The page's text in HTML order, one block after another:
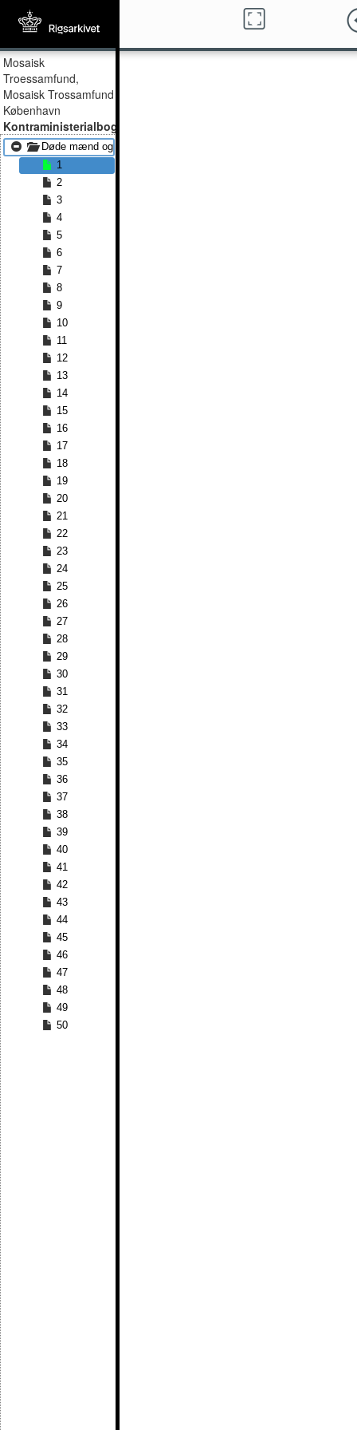
Mosaisk
Troessamfund,
Mosaisk Trossamfund
København
Kontraministerialbog
Døde mænd og kvinder 1814 - Døde mænd og kvinder 1827
1
2
3
4
5
6
7
8
9
10
11
12
13
14
15
16
17
18
19
20
21
22
23
24
25
26
27
28
29
30
31
32
33
34
35
36
37
38
39
40
41
42
43
44
45
46
47
48
49
50